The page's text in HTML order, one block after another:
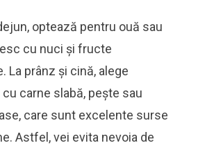
optează pentru ouă sau
cu nuci și fructe
La prânz și cină, alege
carne slabă, pește sau
care sunt excelente surse
Astfel, vei evita nevoia de